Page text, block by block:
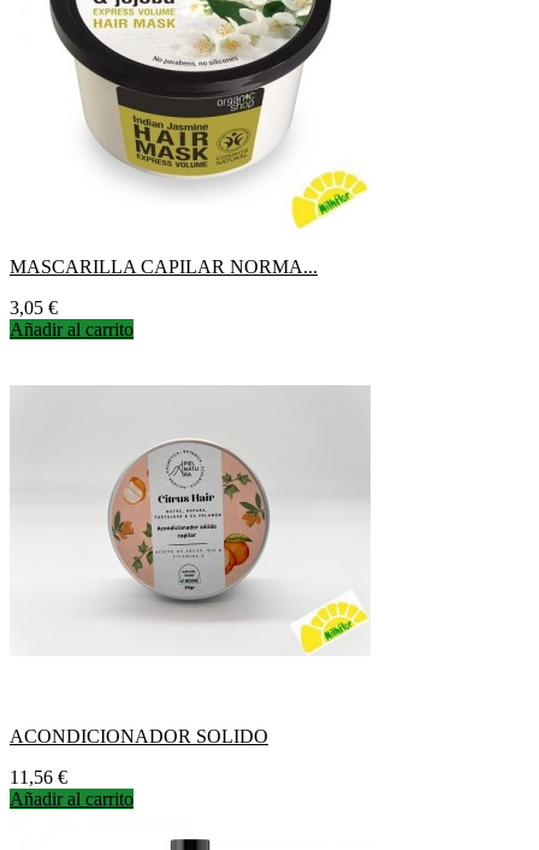
MASCARILLA CAPILAR NORMA...
Precio
3,05 €
Añadir al carrito
ACONDICIONADOR SOLIDO
Precio
11,56 €
Añadir al carrito